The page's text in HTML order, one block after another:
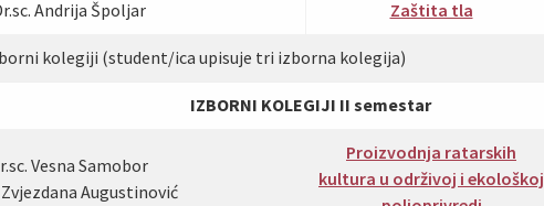
Andrija Špoljar Zaštita tla
kolegiji (student/ica upisuje tri izborna kolegija)
IZBORNI KOLEGIJI II semestar
Vesna Samobor
Zvjezdana Augustinović
Proizvodnja ratarskih
kultura u održivoj i ekološkoj